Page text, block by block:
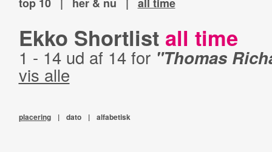
Ekko Shortlist all time
1 - 14 ud af 14 for "Thomas
vis alle
placering | dato | alfabetisk